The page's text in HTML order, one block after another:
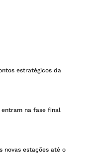
estratégicos da
entram na fase final
novas estações até o